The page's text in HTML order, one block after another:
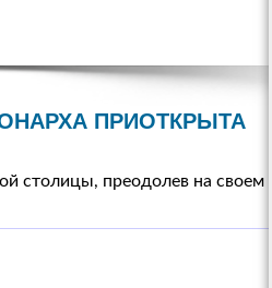
ПРИОТКРЫТА
столицы, преодолев на своем